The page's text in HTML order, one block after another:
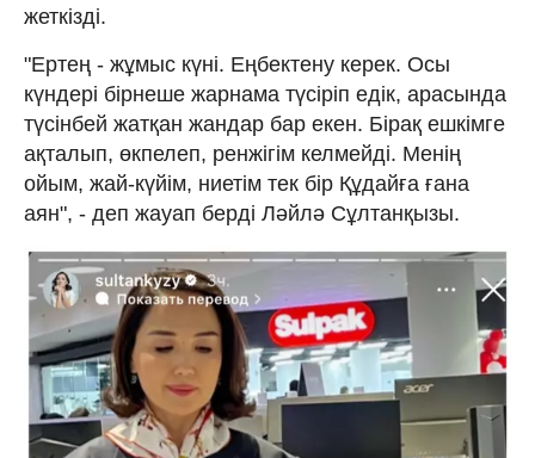
жеткізді.
"Ертең - жұмыс күні. Еңбектену керек. Осы
күндері бірнеше жарнама түсіріп едік, арасында
түсінбей жатқан жандар бар екен. Бірақ ешкімге
ақталып, өкпелеп, ренжігім келмейді. Менің
ойым, жай-күйім, ниетім тек бір Құдайға ғана
аян", - деп жауап берді Ләйлә Сұлтанқызы.